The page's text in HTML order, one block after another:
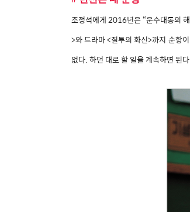
조정석에게 2016년은 “운수대통의
>와 드라마 <질투의 화신>까지 순항
없다. 하던 대로 할 일을 계속하면 된